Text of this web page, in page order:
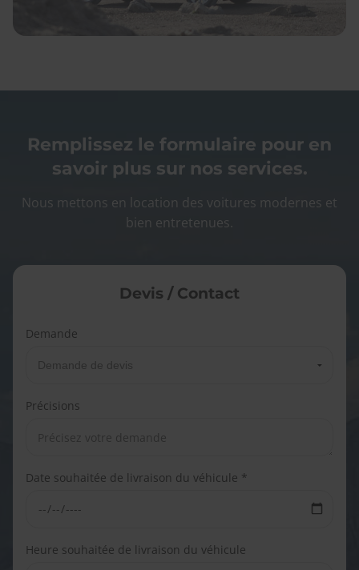
Remplissez le formulaire pour en
savoir plus sur nos services.
Nous mettons en location des voitures modernes et
bien entretenues.
Devis / Contact
Demande
Précisions
Date souhaitée de livraison du véhicule *
Heure souhaitée de livraison du véhicule